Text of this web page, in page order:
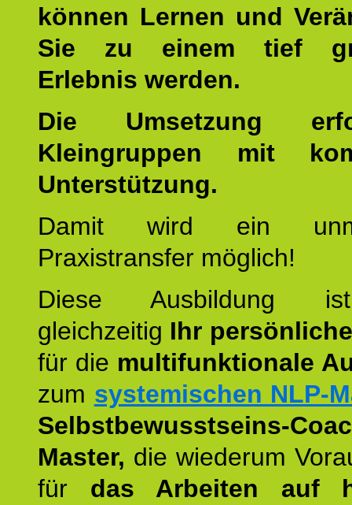
können Lernen und
Sie zu einem tief
Erlebnis werden.
Die Umsetzung
Kleingruppen mit
Unterstützung.
Damit wird ein
Praxistransfer möglich!
Diese Ausbildung
gleichzeitig Ihr
für die multifunktionale
zum systemischen NLP-
Selbstbewusstseins-
Master, die wiederum
für das Arbeiten auf